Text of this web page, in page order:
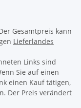
Gesamtpreis kann
Lieferlandes
Links sind
Sie auf einen
einen Kauf tätigen,
Der Preis verändert